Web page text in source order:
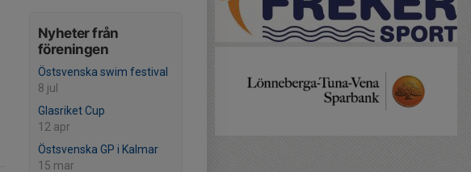
Nyheter från
föreningen
Östsvenska swim festival
8 jul
Glasriket Cup
12 apr
Östsvenska GP i Kalmar
15 mar